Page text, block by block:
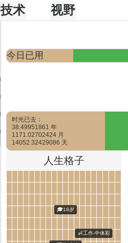
技术 视野
今日已用
时光已去：
38.49951861 年
1171.02702429 月
14052.32429144 天
人生格子